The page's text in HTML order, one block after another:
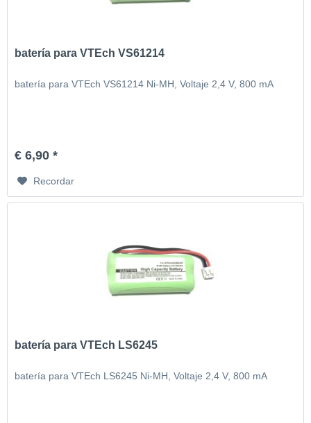
batería para VTEch VS61214
batería para VTEch VS61214 Ni-MH, Voltaje 2,4 V, 800 mA
€ 6,90 *
Recordar
batería para VTEch LS6245
batería para VTEch LS6245 Ni-MH, Voltaje 2,4 V, 800 mA